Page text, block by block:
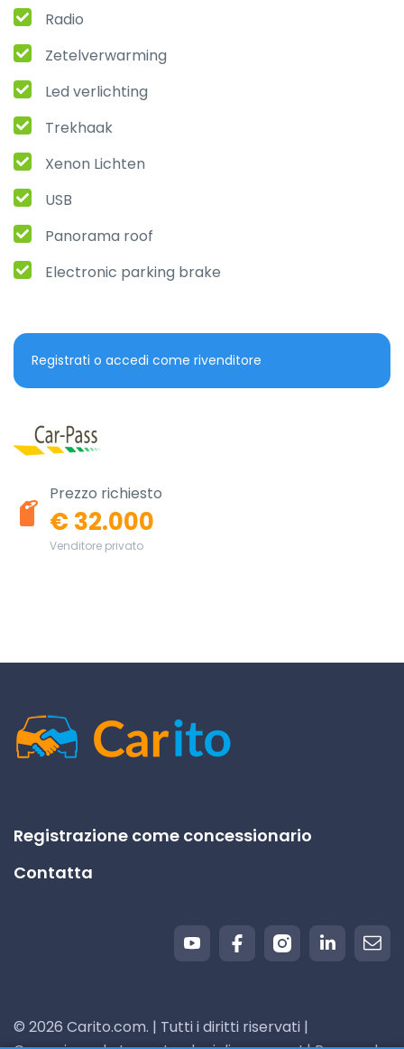
Radio
Zetelverwarming
Led verlichting
Trekhaak
Xenon Lichten
USB
Panorama roof
Electronic parking brake
Registrati o accedi come rivenditore
Prezzo richiesto
€ 32.000
Venditore privato
Registrazione come concessionario
Contatta
© 2026 Carito.com. | Tutti i diritti riservati |